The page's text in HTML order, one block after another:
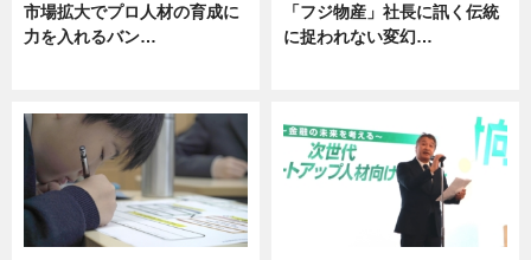
市場拡大でプロ人材の育成に
力を入れるバン…
「フジ物産」社長に訊く伝統
に捉われない変幻…